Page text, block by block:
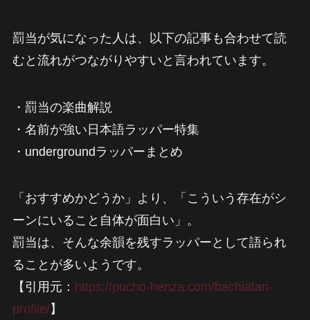
罰当が気になった人は、以下の記事も合わせて読
むと流れがつながりやすいと言われています。
・罰当の楽曲解説
・名前が強い日本語ラッパー特集
・undergroundラッパーまとめ
「おすすめかどうか」より、「こういう存在がシ
ーンにいること自体が面白い」。
罰当は、そんな余韻を残すラッパーとして語られ
ることが多いようです。
【引用元： https://pucho-henza.com/bachiatari-
profile/】